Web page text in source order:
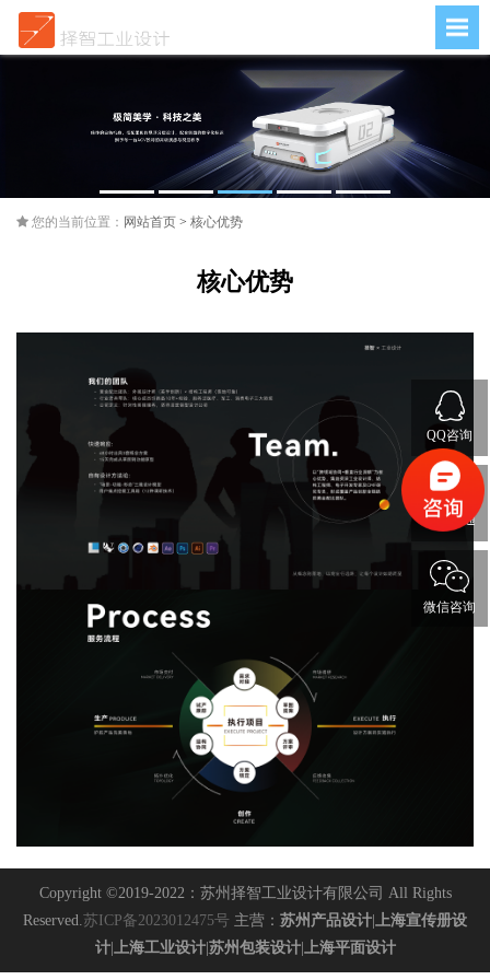
您的当前位置： 网站首页 > 核心优势
核心优势
Copyright ©2019-2022：苏州择智工业设计有限公司 All Rights
Reserved. 苏ICP备2023012475号 主营： 苏州产品设计
上海宣传册设
计| 上海工业设计| 苏州包装设计| 上海平面设计
QQ咨询
电话沟通
微信咨询